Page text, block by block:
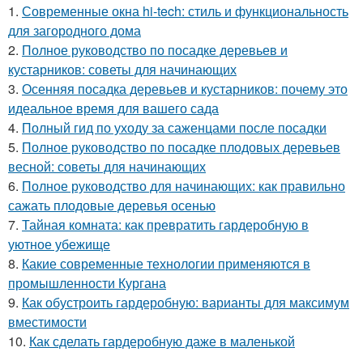
1. Современные окна hi-tech: стиль и функциональность
для загородного дома
2. Полное руководство по посадке деревьев и
кустарников: советы для начинающих
3. Осенняя посадка деревьев и кустарников: почему это
идеальное время для вашего сада
4. Полный гид по уходу за саженцами после посадки
5. Полное руководство по посадке плодовых деревьев
весной: советы для начинающих
6. Полное руководство для начинающих: как правильно
сажать плодовые деревья осенью
7. Тайная комната: как превратить гардеробную в
уютное убежище
8. Какие современные технологии применяются в
промышленности Кургана
9. Как обустроить гардеробную: варианты для максимум
вместимости
10. Как сделать гардеробную даже в маленькой